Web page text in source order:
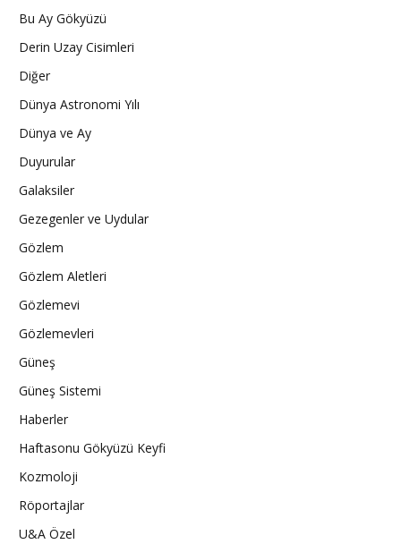
Bu Ay Gökyüzü
Derin Uzay Cisimleri
Diğer
Dünya Astronomi Yılı
Dünya ve Ay
Duyurular
Galaksiler
Gezegenler ve Uydular
Gözlem
Gözlem Aletleri
Gözlemevi
Gözlemevleri
Güneş
Güneş Sistemi
Haberler
Haftasonu Gökyüzü Keyfi
Kozmoloji
Röportajlar
U&A Özel